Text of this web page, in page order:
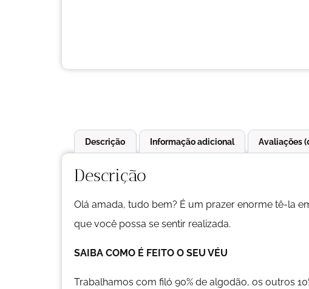
Descrição Informação adicional Avaliações
Descrição
Olá amada, tudo bem? É um prazer enorme tê-la
que você possa se sentir realizada.
SAIBA COMO É FEITO O SEU VÉU
Trabalhamos com filó 90% de algodão, os outros